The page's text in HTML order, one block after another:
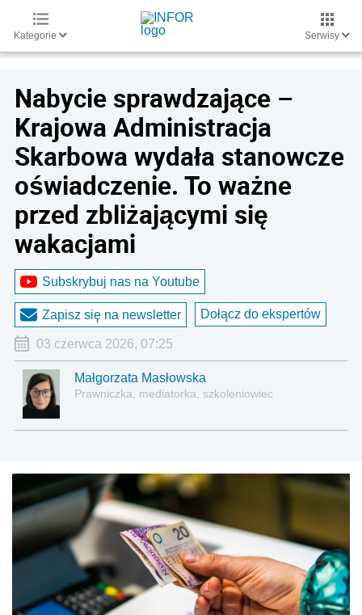
Kategorie Serwisy
Nabycie sprawdzające –
Krajowa Administracja
Skarbowa wydała stanowcze
oświadczenie. To ważne
przed zbliżającymi się
wakacjami
Subskrybuj nas na Youtube
Zapisz się na newsletter Dołącz do ekspertów
03 czerwca 2026, 07:25
Małgorzata Masłowska
Prawniczka, mediatorka, szkoleniowiec